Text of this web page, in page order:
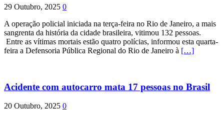
29 Outubro, 2025 0
A operação policial iniciada na terça-feira no Rio de Janeiro, a mais
sangrenta da história da cidade brasileira, vitimou 132 pessoas.
Entre as vítimas mortais estão quatro polícias, informou esta quarta-
feira a Defensoria Pública Regional do Rio de Janeiro à […]
Acidente com autocarro mata 17 pessoas no Brasil
20 Outubro, 2025 0